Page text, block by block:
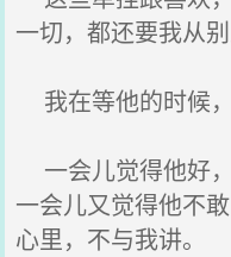
一切，都还要我从
我在等他的时候
一会儿觉得他好
一会儿又觉得他不
心里，不与我讲。